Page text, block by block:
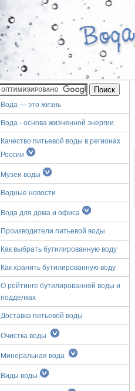
Вода — это жизнь
Вода - основа жизненной энергии
Качество питьевой воды в регионах
России
Музеи воды
Водные новости
Вода для дома и офиса
Производители питьевой воды
Как выбрать бутилированную воду
Как хранить бутилированную воду
О рейтинге бутилированной воды и
подделках
Доставка питьевой воды
Очистка воды
Минеральная вода
Виды воды